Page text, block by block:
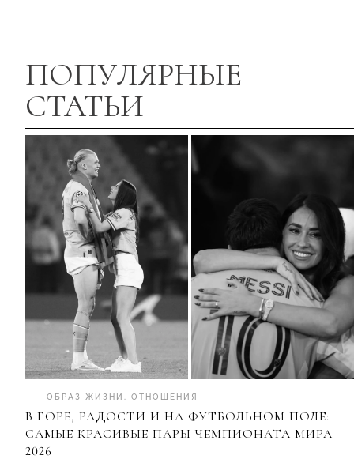
ПОПУЛЯРНЫЕ
СТАТЬИ
ОБРАЗ ЖИЗНИ . ОТНОШЕНИЯ
В ГОРЕ, РАДОСТИ И НА ФУТБОЛЬНОМ ПОЛЕ:
САМЫЕ КРАСИВЫЕ ПАРЫ ЧЕМПИОНАТА МИРА
2026